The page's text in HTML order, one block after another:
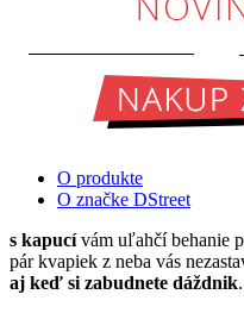
O produkte
O značke DStreet
s kapucívám uľahčí behanie
pár kvapiek z neba vás
aj keď si zabudnete dáždnik